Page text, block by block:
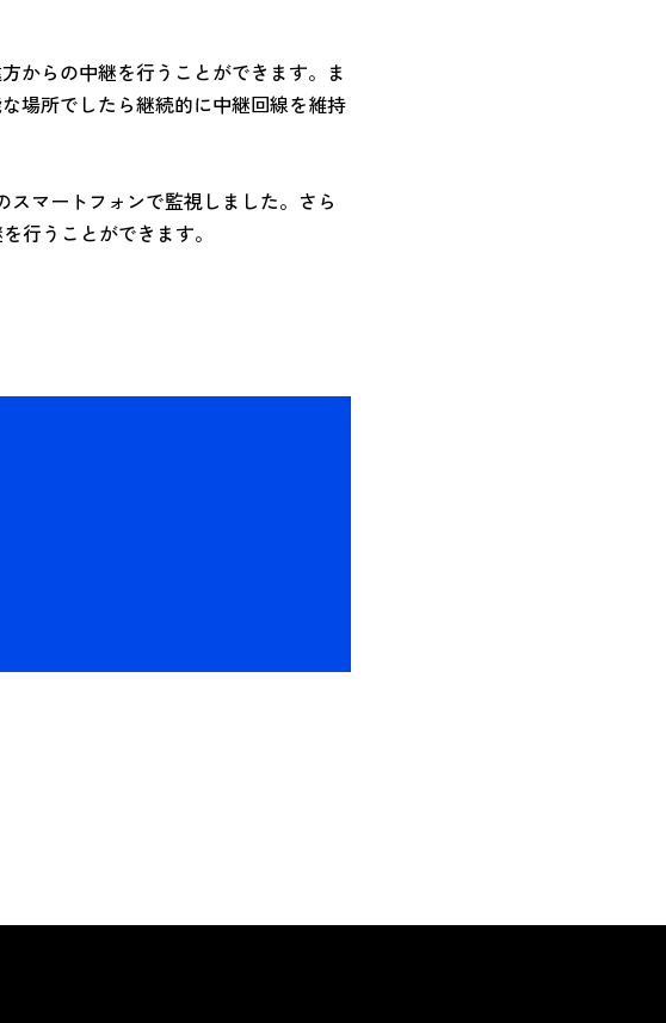
からの中継を行うことができます。ま
場所でしたら継続的に中継回線を維持
マートフォンで監視しました。さら
行うことができます。